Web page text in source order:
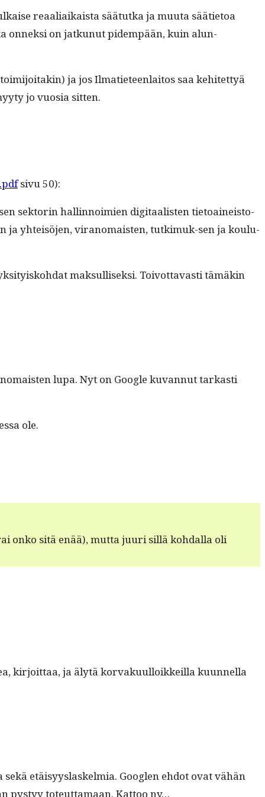
reaali­aikaista sää­tut­ka ja muu­ta sääti­etoa
onnek­si on jatkunut pidem­pään, kuin alun­
ja jos Ilmati­eteen­laitos saa kehitet­tyä
jo vuosia sitten.
sivu 50):
sek­torin hallinnoimien dig­i­taal­is­ten tietoaineis­to­
ja yhteisö­jen, vira­nomais­ten, tutkimuk-sen ja koulu­
mak­sullisek­si. Toiv­ot­tavasti tämäkin
lupa. Nyt on Google kuvan­nut tarkasti
ole.
onko sitä enää), mut­ta juuri sil­lä kohdal­la oli
kir­joit­taa, ja älytä kor­vaku­ul­loikkeil­la kuun­nel­la
etäisyys­laskelmia. Googlen ehdot ovat vähän
pystyy toteut­ta­maan. Kat­too ny…